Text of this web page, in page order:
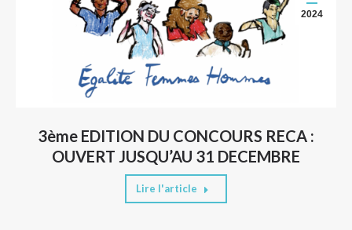
3ème EDITION DU CONCOURS RECA :
OUVERT JUSQU’AU 31 DECEMBRE
2024
Lire l'article